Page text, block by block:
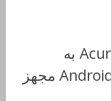
اتومبیل 2017 Acura NSX به
سیستم عامل Android Auto مجهز